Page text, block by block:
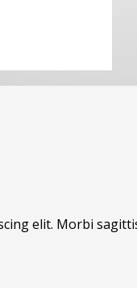
elit. Morbi